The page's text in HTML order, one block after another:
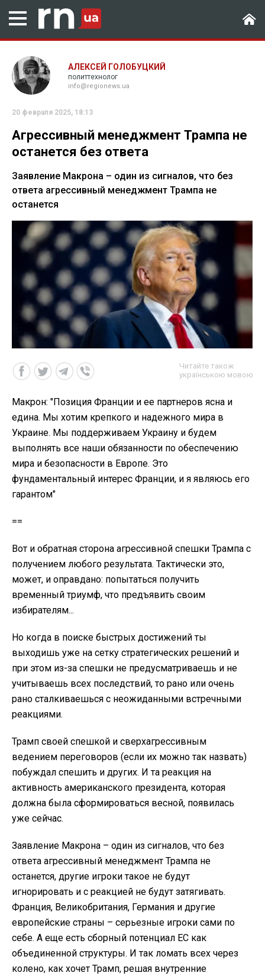
АЛЕКСЕЙ ГОЛОБУЦКИЙ
политтехнолог
info@regionews.ua
20 февраля 2025, 18:13
Агрессивный менеджмент Трампа не
останется без ответа
Заявление Макрона – один из сигналов, что без
ответа агрессивный менеджмент Трампа не
останется
Читайте також
українською мовою
Макрон: "Позиция Франции и ее партнеров ясна и
едина. Мы хотим крепкого и надежного мира в
Украине. Мы поддерживаем Украину и будем
выполнять все наши обязанности по обеспечению
мира и безопасности в Европе. Это
фундаментальный интерес Франции, и я являюсь его
гарантом"
==
Вот и обратная сторона агрессивной спешки Трампа с
получением любого результата. Тактически это,
может, и оправдано: попытаться получить
временный триумф, что предъявить своим
избирателям...
Но когда в поиске быстрых достижений ты
выходишь уже на сетку стратегических решений и
при этом из-за спешки не предусматриваешь и не
учитываешь всех последствий, то рано или очень
рано сталкиваешься с неожиданными встречными
реакциями.
Трамп своей спешкой и сверхагрессивным
ведением переговоров (если их можно так назвать)
побуждал спешить и других. И та реакция на
активность американского президента, которая
должна была сформироваться весной, появилась
уже сейчас.
Заявление Макрона – один из сигналов, что без
ответа агрессивный менеджмент Трампа не
останется, другие игроки такое не будут
игнорировать и с реакцией не будут затягивать.
Франция, Великобритания, Германия и другие
европейские страны – серьезные игроки сами по
себе. А еще есть сборный потенциал ЕС как
объединенной структуры. И так ломать всех через
колено, как хочет Трамп, решая внутренние